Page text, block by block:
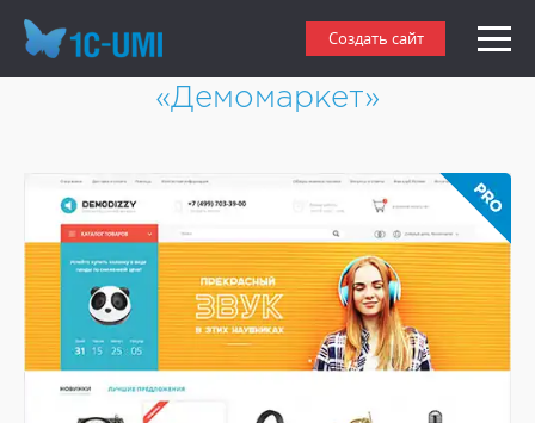
Создать сайт
Создать адаптивный
интернет-магазин
«Демомаркет»